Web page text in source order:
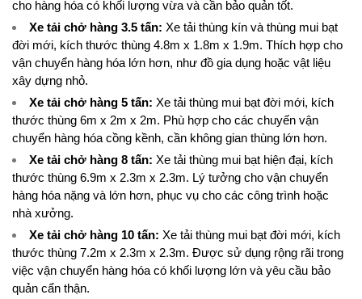
cho hàng hóa có khối lượng vừa và cần bảo quản tốt.
Xe tải chở hàng 3.5 tấn: Xe tải thùng kín và thùng mui bạt
đời mới, kích thước thùng 4.8m x 1.8m x 1.9m. Thích hợp cho
vận chuyển hàng hóa lớn hơn, như đồ gia dụng hoặc vật liệu
xây dựng nhỏ.
Xe tải chở hàng 5 tấn: Xe tải thùng mui bạt đời mới, kích
thước thùng 6m x 2m x 2m. Phù hợp cho các chuyến vận
chuyển hàng hóa cồng kềnh, cần không gian thùng lớn hơn.
Xe tải chở hàng 8 tấn: Xe tải thùng mui bạt hiện đại, kích
thước thùng 6.9m x 2.3m x 2.3m. Lý tưởng cho vận chuyển
hàng hóa nặng và lớn hơn, phục vụ cho các công trình hoặc
nhà xưởng.
Xe tải chở hàng 10 tấn: Xe tải thùng mui bạt đời mới, kích
thước thùng 7.2m x 2.3m x 2.3m. Được sử dụng rộng rãi trong
việc vận chuyển hàng hóa có khối lượng lớn và yêu cầu bảo
quản cẩn thận.